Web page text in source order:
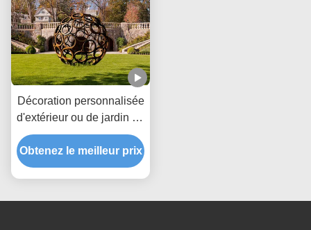
Décoration personnalisée
d'extérieur ou de jardin en
forme de boule creuse en
acier Corten
Obtenez le meilleur prix